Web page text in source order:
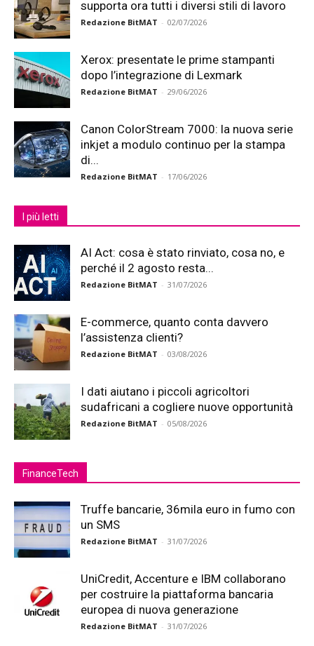
supporta ora tutti i diversi stili di lavoro
Redazione BitMAT - 02/07/2026
Xerox: presentate le prime stampanti
dopo l’integrazione di Lexmark
Redazione BitMAT - 29/06/2026
Canon ColorStream 7000: la nuova serie
inkjet a modulo continuo per la stampa
di...
Redazione BitMAT - 17/06/2026
I più letti
AI Act: cosa è stato rinviato, cosa no, e
perché il 2 agosto resta...
Redazione BitMAT - 31/07/2026
E-commerce, quanto conta davvero
l’assistenza clienti?
Redazione BitMAT - 03/08/2026
I dati aiutano i piccoli agricoltori
sudafricani a cogliere nuove opportunità
Redazione BitMAT - 05/08/2026
FinanceTech
Truffe bancarie, 36mila euro in fumo con
un SMS
Redazione BitMAT - 31/07/2026
UniCredit, Accenture e IBM collaborano
per costruire la piattaforma bancaria
europea di nuova generazione
Redazione BitMAT - 31/07/2026